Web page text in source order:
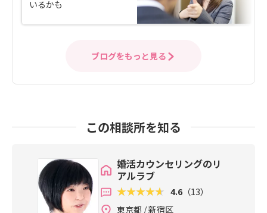
いるかも
ブログをもっと見る
この相談所を知る
婚活カウンセリングのリ
アルラブ
4.6 （13）
東京都 / 新宿区